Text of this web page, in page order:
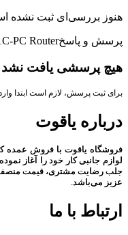
هنوز بررسی‌ای ثبت نشده
پرسش و پاسخPC Router
هیچ پرسشی یافت نشد
برای ثبت پرسش، لازم است ابتدا
درباره یاقوت
فروشگاه یاقوت با فروش عمده
لوازم جانبی کار خود را آغاز
جلب رضایت مشتری، قیمت
عزیز می‌باشد.
ارتباط با ما